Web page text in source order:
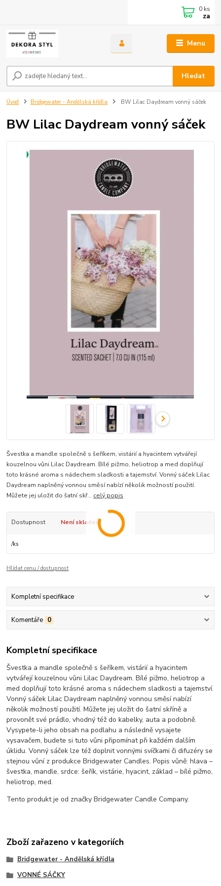
Menu
Hledat
0 ks
za
Úvod Bridgewater - Andělská křídla BW Lilac Daydream vonný sáček
BW Lilac Daydream vonný sáček
Švestka a mandle společně s šeříkem, vistárií a hyacintem vytvářejí
kouzelnou vůni Lilac Daydream. Bílé pižmo, heliotrop a med doplňují
toto krásné aroma s nádechem sladkosti a tajemství. Vonný sáček Lilac
Daydream naplněný vonnou směsí nabízí několik možností použití.
Můžete jej uložit do šatní skř... celý popis
Dostupnost Není skladem
/ks
Hlídat cenu / dostupnost
Kompletní specifikace
Komentáře 0
Kompletní specifikace
Švestka a mandle společně s šeříkem, vistárií a hyacintem
vytvářejí kouzelnou vůni Lilac Daydream. Bílé pižmo, heliotrop a
med doplňují toto krásné aroma s nádechem sladkosti a tajemství.
Vonný sáček Lilac Daydream naplněný vonnou směsí nabízí
několik možností použití. Můžete jej uložit do šatní skříně a
provonět své prádlo, vhodný též do kabelky, auta a podobně.
Vysypete-li jeho obsah na podlahu a následně vysajete
vysavačem, budete si tuto vůni připomínat při každém dalším
úklidu. Vonný sáček lze též doplnit vonnými svíčkami či difuzéry se
stejnou vůní z produkce Bridgewater Candles. Popis vůně: hlava –
švestka, mandle, srdce: šeřík, vistárie, hyacint, základ – bílé pižmo,
heliotrop, med.
Tento produkt je od značky Bridgewater Candle Company.
Zboží zařazeno v kategoriích
Bridgewater - Andělská křídla
VONNÉ SÁČKY